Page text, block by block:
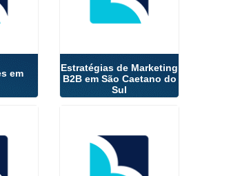
em
Estratégias de Marketing
B2B em São Caetano do
Sul